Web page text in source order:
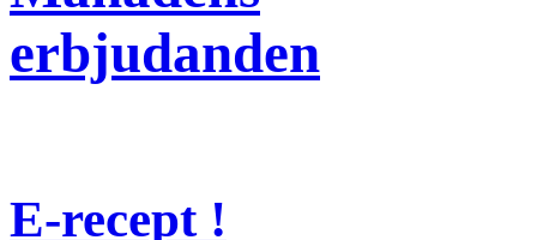
erbjudanden
E-recept !